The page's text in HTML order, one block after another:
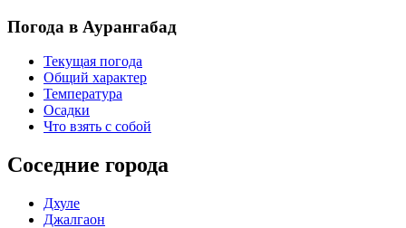
Погода в Аурангабад
Текущая погода
Общий характер
Температура
Осадки
Что взять с собой
Соседние города
Дхуле
Джалгаон